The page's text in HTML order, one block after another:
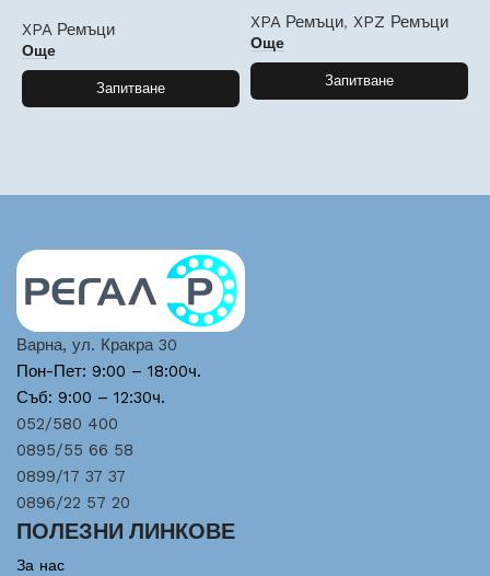
XPA Ремъци
Още
Запитване
XPA Ремъци, XPZ Ремъци
Още
Запитване
Варна, ул. Кракра 30
Пон-Пет: 9:00 – 18:00ч.
Съб: 9:00 – 12:30ч.
052/580 400
0895/55 66 58
0899/17 37 37
0896/22 57 20
ПОЛЕЗНИ ЛИНКОВЕ
За нас